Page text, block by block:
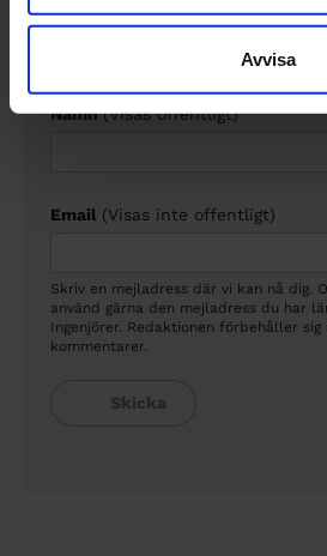
Avvisa
Namn(Visas offentligt)
Email (Visas inte offentligt)
Skriv en mejladress där vi kan nå dig.
använd gärna den mejladress du har
Ingenjörer. Redaktionen förbehåller
kommentarer.